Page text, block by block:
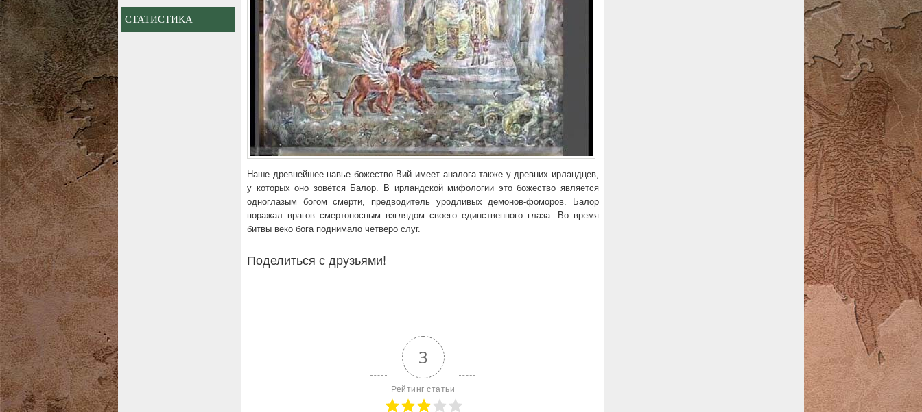
СТАТИСТИКА
Наше древнейшее навье божество Вий имеет аналога также у древних ирландцев,
у которых оно зовётся Балор. В ирландской мифологии это божество является
одноглазым богом смерти, предводитель уродливых демонов-фоморов. Балор
поражал врагов смертоносным взглядом своего единственного глаза. Во время
битвы веко бога поднимало четверо слуг.
Поделиться с друзьями!
3
Рейтинг статьи